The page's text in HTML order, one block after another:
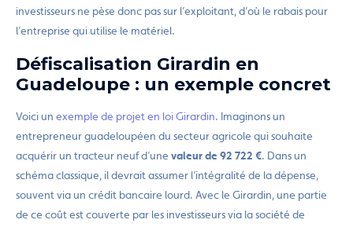
investisseurs ne pèse donc pas sur l’exploitant, d’où le rabais pour
l’entreprise qui utilise le matériel.
Défiscalisation Girardin en
Guadeloupe : un exemple concret
Voici un exemple de projet en loi Girardin. Imaginons un
entrepreneur guadeloupéen du secteur agricole qui souhaite
acquérir un tracteur neuf d’une valeur de 92 722 €. Dans un
schéma classique, il devrait assumer l’intégralité de la dépense,
souvent via un crédit bancaire lourd. Avec le Girardin, une partie
de ce coût est couverte par les investisseurs via la société de